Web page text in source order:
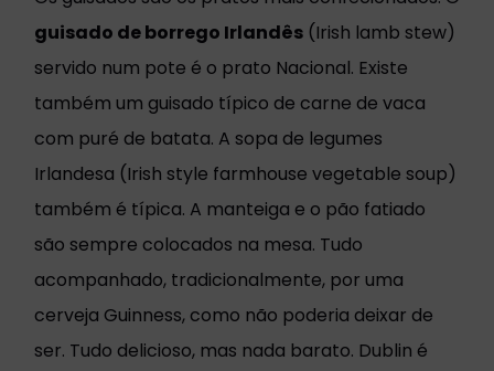
guisado de borrego Irlandês (Irish lamb stew)
servido num pote é o prato Nacional. Existe
também um guisado típico de carne de vaca
com puré de batata. A sopa de legumes
Irlandesa (Irish style farmhouse vegetable soup)
também é típica. A manteiga e o pão fatiado
são sempre colocados na mesa. Tudo
acompanhado, tradicionalmente, por uma
cerveja Guinness, como não poderia deixar de
ser. Tudo delicioso, mas nada barato. Dublin é